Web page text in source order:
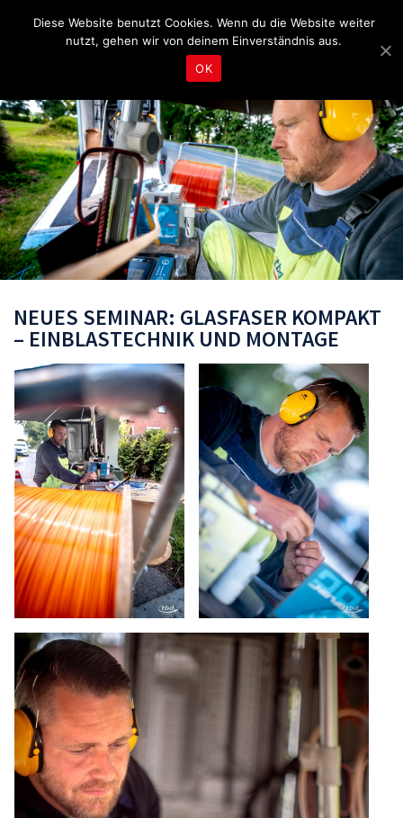
NEUES SEMINAR: GLASFASER KOMPAKT
– EINBLASTECHNIK UND MONTAGE
Diese Website benutzt Cookies. Wenn du die Website weiter
nutzt, gehen wir von deinem Einverständnis aus.
OK